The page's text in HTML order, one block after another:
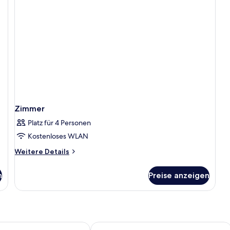
Zimmer
Platz für 4 Personen
Kostenloses WLAN
Weitere Details
Weitere
Preise anzeigen
Lodge The Groveland Hotel